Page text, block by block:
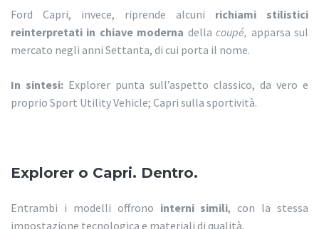
Ford Capri, invece, riprende alcuni richiami stilistici
reinterpretati in chiave moderna dellacoupé, apparsa sul
mercato negli anni Settanta, di cui porta il nome.
In sintesi: Explorer punta sull’aspetto classico, da vero e
proprio Sport Utility Vehicle; Capri sulla sportività.
Explorer o Capri. Dentro.
Entrambi i modelli offrono interni simili, con la stessa
impostazione tecnologica e materiali di qualità.